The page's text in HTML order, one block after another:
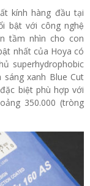
kính hàng đầu tại
bật với công nghệ
tầm nhìn cho con
nhất của Hoya có
superhydrophobic
xanh Blue Cut
biệt phù hợp với
350.000 (tròng